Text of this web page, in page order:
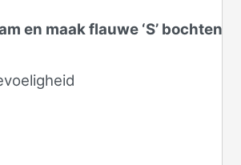
en maak flauwe ‘S’ bochten